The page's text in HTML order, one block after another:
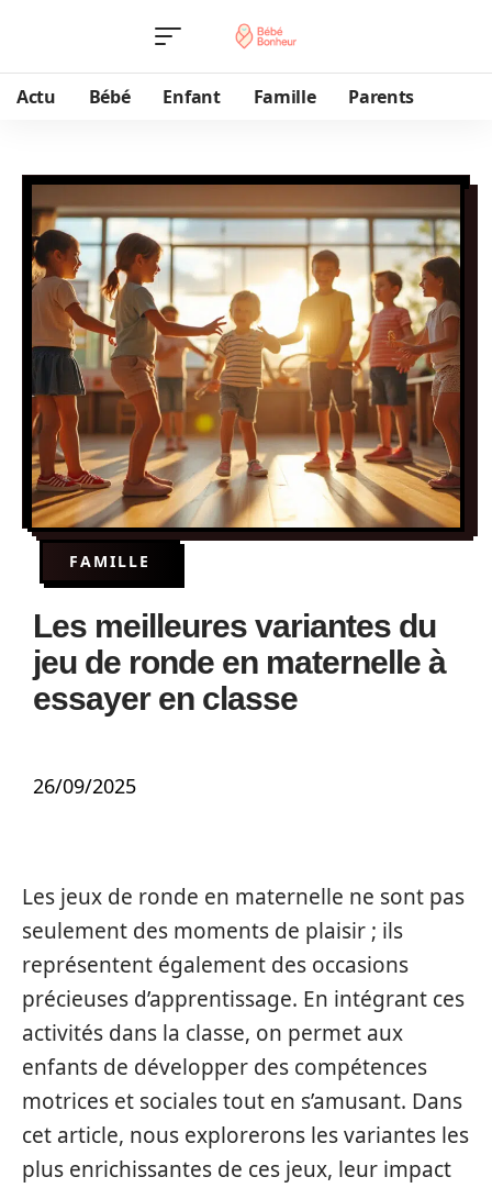
Actu Bébé Enfant Famille Parents
FAMILLE
Les meilleures variantes du
jeu de ronde en maternelle à
essayer en classe
26/09/2025
Les jeux de ronde en maternelle ne sont pas
seulement des moments de plaisir ; ils
représentent également des occasions
précieuses d’apprentissage. En intégrant ces
activités dans la classe, on permet aux
enfants de développer des compétences
motrices et sociales tout en s’amusant. Dans
cet article, nous explorerons les variantes les
plus enrichissantes de ces jeux, leur impact